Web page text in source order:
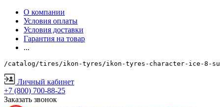
О компании
Условия оплаты
Условия доставки
Гарантия на товар
...
/catalog/tires/ikon-tyres/ikon-tyres-character-ice-8-
Личный кабинет
+7 (800) 700-88-25
Заказать звонок